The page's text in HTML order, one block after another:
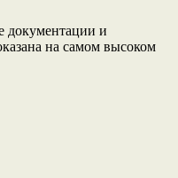
документации и
на самом высоком